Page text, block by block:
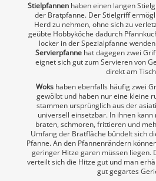
Stielpfannenhaben einen langen
der Bratpfanne. Der Stielgriff
Herd zu nehmen, ohne sich zu
geübte Hobbyköche dadurch
locker in der Spezialpfanne
Servierpfannehat dagegen zwei
eignet sich gut zum Servieren von
direkt am
Woks haben ebenfalls häufig zwei
gewölbt und haben nur eine kleine
stammen ursprünglich aus der
universell einsetzbar. In ihnen kann
braten, schmoren, frittieren und
Umfang der Bratfläche bündelt sich
Pfanne. An den Pfannenrändern
geringer Hitze garen müssen liegen.
verteilt sich die Hitze gut und man
gut gegartes